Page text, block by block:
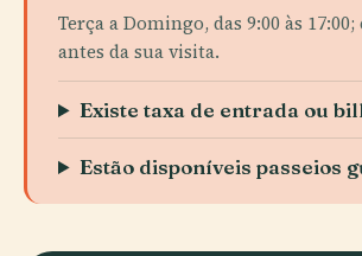
Terça a Domingo, das 9:00 às
antes da sua visita.
Existe taxa de entrada ou
Estão disponíveis passeios